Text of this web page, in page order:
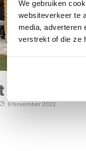
We gebruiken
websiteverkeer te
media, adverteren
verstrekt of die ze
9 November 2022